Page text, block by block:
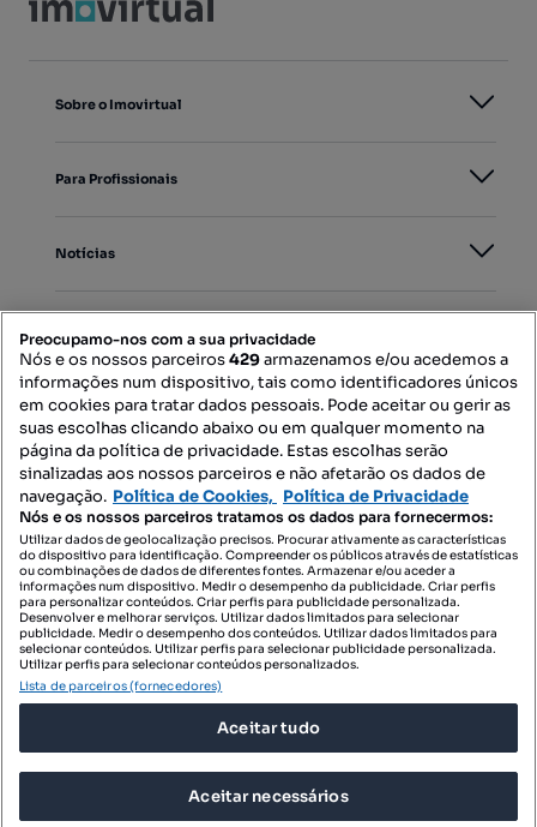
Sobre o Imovirtual
Para Profissionais
Notícias
Mapa do Site
Contacte-nos
SIGA-NOS:
DESCARREGAR NA:
© 2026 Imovirtual.com, OLX Portugal, S.A.
Preocupamo-nos com a sua privacidade
Nós e os nossos parceiros429armazenamos e/ou acedemos a
informações num dispositivo, tais como identificadores únicos
em cookies para tratar dados pessoais. Pode aceitar ou gerir as
suas escolhas clicando abaixo ou em qualquer momento na
página da política de privacidade. Estas escolhas serão
sinalizadas aos nossos parceiros e não afetarão os dados de
navegação. Política de Cookies, Política de Privacidade
Nós e os nossos parceiros tratamos os dados para fornecermos:
Utilizar dados de geolocalização precisos. Procurar ativamente as características
do dispositivo para identificação. Compreender os públicos através de estatísticas
ou combinações de dados de diferentes fontes. Armazenar e/ou aceder a
informações num dispositivo. Medir o desempenho da publicidade. Criar perfis
para personalizar conteúdos. Criar perfis para publicidade personalizada.
Desenvolver e melhorar serviços. Utilizar dados limitados para selecionar
publicidade. Medir o desempenho dos conteúdos. Utilizar dados limitados para
selecionar conteúdos. Utilizar perfis para selecionar publicidade personalizada.
Utilizar perfis para selecionar conteúdos personalizados.
Lista de parceiros (fornecedores)
Aceitar tudo
Aceitar necessários